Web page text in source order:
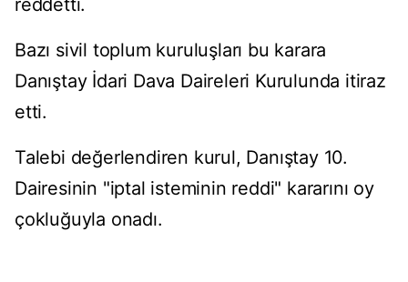
reddetti.
Bazı sivil toplum kuruluşları bu karara
Danıştay İdari Dava Daireleri Kurulunda itiraz
etti.
Talebi değerlendiren kurul, Danıştay 10.
Dairesinin "iptal isteminin reddi" kararını oy
çokluğuyla onadı.